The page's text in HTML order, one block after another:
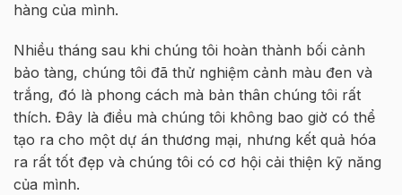
hàng của mình.
Nhiều tháng sau khi chúng tôi hoàn thành bối cảnh
bảo tàng, chúng tôi đã thử nghiệm cảnh màu đen và
trắng, đó là phong cách mà bản thân chúng tôi rất
thích. Đây là điều mà chúng tôi không bao giờ có thể
tạo ra cho một dự án thương mại, nhưng kết quả hóa
ra rất tốt đẹp và chúng tôi có cơ hội cải thiện kỹ năng
của mình.